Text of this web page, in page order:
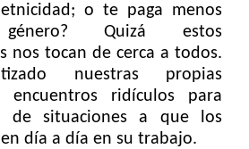
o te paga menos
Quizá estos
nos tocan de cerca a todos.
nuestras propias
encuentros ridículos para
de situaciones a que los
día a día en su trabajo.